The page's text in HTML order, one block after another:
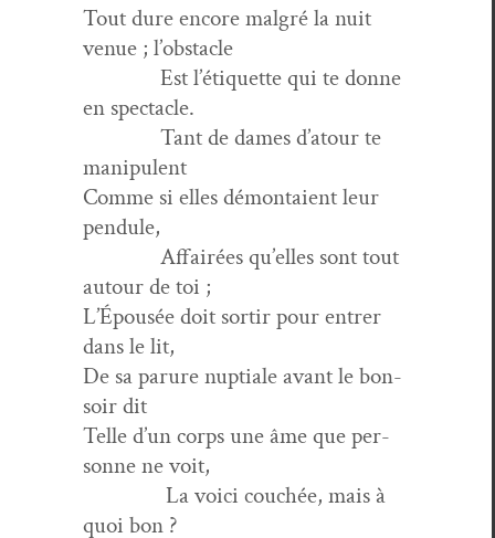
Tout dure encore mal­gré la nuit
venue ; l’obstacle
Est l’étiquette qui te donne
en spectacle.
Tant de dames d’atour te
manipulent
Comme si elles démon­taient leur
pendule,
Affairées qu’elles sont tout
autour de toi ;
L’Épousée doit sor­tir pour entr­er
dans le lit,
De sa parure nup­tiale avant le bon­
soir dit
Telle d’un corps une âme que per­
son­ne ne voit,
La voici couchée, mais à
quoi bon ?